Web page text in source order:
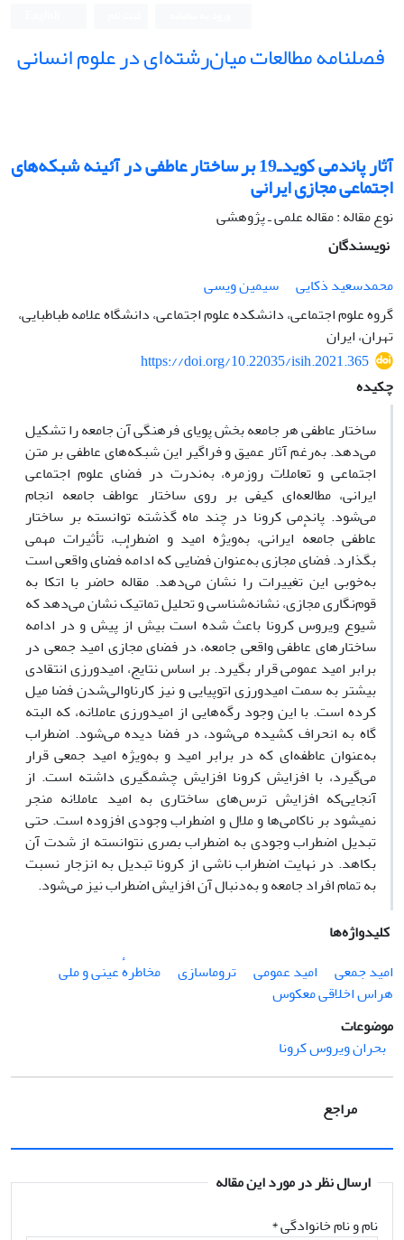
فصلنامه مطالعات میان‌رشته‌ای در علوم انسانی
آثار پاندمی کوید‌ـ‌19 بر ساختار عاطفی در آئینه شبکه‌های
اجتماعی مجازی ایرانی
نوع مقاله : مقاله علمی ـ پژوهشی
نویسندگان
محمدسعید ذکایی
سیمین ویسی
گروه علوم اجتماعی، دانشکده علوم اجتماعی، دانشگاه علامه طباطبایی،
تهران، ایران
https://doi.org/10.22035/isih.2021.365
چکیده
ساختار عاطفی هر جامعه بخش پویای فرهنگی آن جامعه را تشکیل
می‌‌‌دهد. به‌رغم آثار عمیق و فراگیر این شبکه‌های عاطفی بر متن
اجتماعی و تعاملات روزمره، به‌ندرت در فضای علوم اجتماعی
ایرانی، مطالعه‌ای کیفی بر روی ساختار عواطف جامعه انجام
می‌شود. پاندمی کرونا در چند ماه گذشته توانسته بر ساختار
عاطفی جامعهٔ ایرانی، به‌ویژه امید و اضطراب، تأثیرات مهمی
بگذارد. فضای مجازی به‌عنوان فضایی که ادامهٔ فضای واقعی است
به‌خوبی این تغییرات را نشان می‌دهد. مقاله حاضر با اتکا به
قوم‌نگاری مجازی، نشانه‌شناسی و تحلیل تماتیک نشان می‌دهد که
شیوع ویروس کرونا باعث شده است بیش از پیش و در ادامه
ساختارهای عاطفی واقعی جامعه، در فضای مجازی امید جمعی در
برابر امید‍ عمومی قرار بگیرد. بر اساس نتایج، امیدورزی انتقادی
بیشتر به سمت امیدورزی اتوپیایی و نیز کارناوالی‌شدن فضا میل
کرده است. با این وجود رگه‌هایی از امیدورزی عاملانه، که البته
گاه به انحراف کشیده می‌شود، در فضا دیده می‌شود. اضطراب
به‌عنوان عاطفه‌ای که در برابر امید و به‌ویژه امید جمعی قرار
می‌گیرد، با افزایش کرونا افزایش چشمگیری داشته است. از
آنجایی‌که افزایش ترس‌های ساختاری به امید عاملانه منجر
نمی‍شود بر ناکامی‌ها و ملال و اضطراب وجودی افزوده است. حتی
تبدیل اضطراب وجودی به اضطراب بصری نتوانسته از شدت آن
بکاهد. در نهایت اضطراب ناشی از کرونا تبدیل به انزجار نسبت
به تمام افراد جامعه و به‌دنبال آن افزایش اضطراب نیز می‌شود.
کلیدواژه‌ها
امید جمعی
امید عمومی تروماسازی
مخاطرهٔ عینی و ملی
هراس اخلاقی معکوس
موضوعات
بحران ویروس کرونا
مراجع
ارسال نظر در مورد این مقاله
نام و نام خانوادگی*